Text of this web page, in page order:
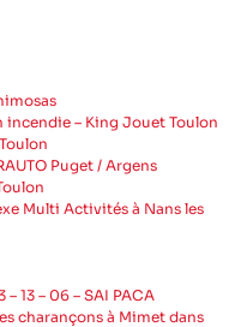
– King Jouet Toulon
Puget / Argens
Multi Activités à Nans les
13 – 06 – SAI PACA
charançons à Mimet dans